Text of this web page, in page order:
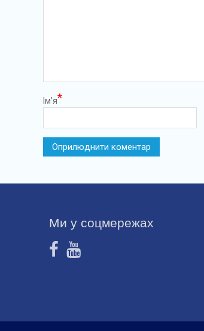
Ім’я*
Ми у соцмережах